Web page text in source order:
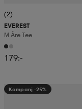
(2)
EVEREST
M Åre Tee
179:-
Kampanj -25%